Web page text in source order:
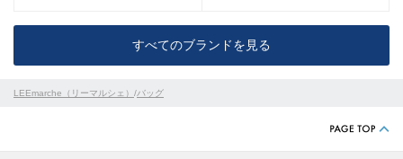
すべてのブランドを見る
LEEmarche（リーマルシェ） /バッグ